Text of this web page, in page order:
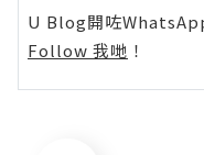
U Blog開咗
Follow 我哋 ！